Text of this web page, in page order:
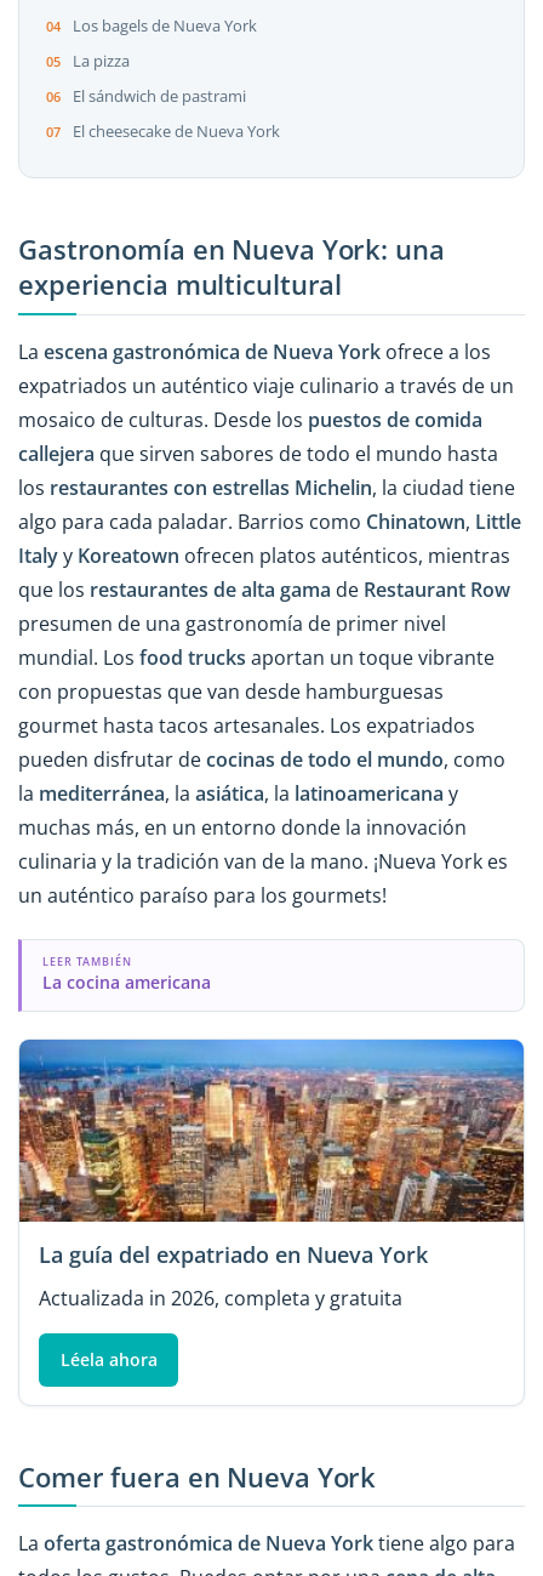
Los bagels de Nueva York
La pizza
El sándwich de pastrami
El cheesecake de Nueva York
Gastronomía en Nueva York: una
experiencia multicultural
La escena gastronómica de Nueva York ofrece a los
expatriados un auténtico viaje culinario a través de un
mosaico de culturas. Desde los puestos de comida
callejera que sirven sabores de todo el mundo hasta
los restaurantes con estrellas Michelin, la ciudad tiene
algo para cada paladar. Barrios como Chinatown, Little
Italyy Koreatown ofrecen platos auténticos, mientras
que los restaurantes de alta gama de Restaurant Row
presumen de una gastronomía de primer nivel
mundial. Los food trucks aportan un toque vibrante
con propuestas que van desde hamburguesas
gourmet hasta tacos artesanales. Los expatriados
pueden disfrutar decocinas de todo el mundo, como
la mediterránea, la asiática, la latinoamericana y
muchas más, en un entorno donde la innovación
culinaria y la tradición van de la mano. ¡Nueva York es
un auténtico paraíso para los gourmets!
LEER TAMBIÉN
La cocina americana
La guía del expatriado en Nueva York
Actualizada in 2026, completa y gratuita
Léela ahora
Comer fuera en Nueva York
La oferta gastronómica de Nueva Yorktiene algo para